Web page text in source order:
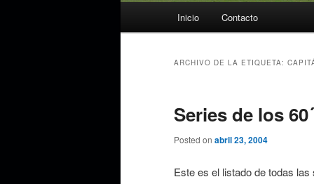
Inicio Contacto
ARCHIVO DE LA ETIQUETA:
Series de los
Posted on abril 23, 2004
Este es el listado de todas